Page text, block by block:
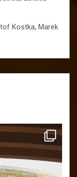
Kostka, Marek